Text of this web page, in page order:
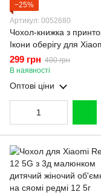
−25%
Артикул: 0052680
Чохол-книжка з
Ікони оберігу для
Redmi 12 5G з
сяомі редмі 12 5G
gd1
299 грн 400 грн
В наявності
Оптові ціни